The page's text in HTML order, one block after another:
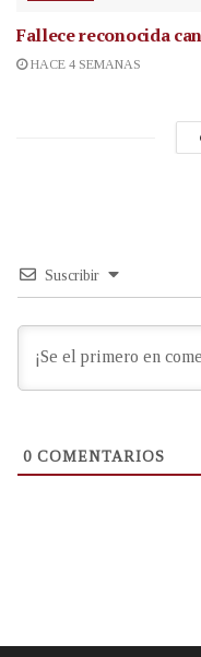
Fallece reconocida
HACE 4 SEMANAS
Suscribir
0 COMENTARIOS